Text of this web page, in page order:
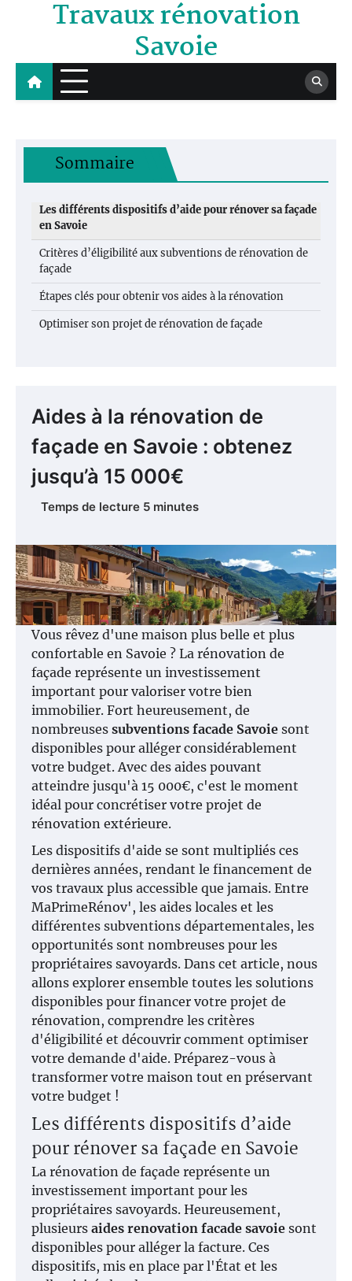
Travaux rénovation
Savoie
Aides à la rénovation de
façade en Savoie : obtenez
jusqu’à 15 000€
Vous rêvez d'une maison plus belle et plus
confortable en Savoie ? La rénovation de
façade représente un investissement
important pour valoriser votre bien
immobilier. Fort heureusement, de
nombreuses subventions facade Savoie sont
disponibles pour alléger considérablement
votre budget. Avec des aides pouvant
atteindre jusqu'à 15 000€, c'est le moment
idéal pour concrétiser votre projet de
rénovation extérieure.
Les dispositifs d'aide se sont multipliés ces
dernières années, rendant le financement de
vos travaux plus accessible que jamais. Entre
MaPrimeRénov', les aides locales et les
différentes subventions départementales, les
opportunités sont nombreuses pour les
propriétaires savoyards. Dans cet article, nous
allons explorer ensemble toutes les solutions
disponibles pour financer votre projet de
rénovation, comprendre les critères
d'éligibilité et découvrir comment optimiser
votre demande d'aide. Préparez-vous à
transformer votre maison tout en préservant
votre budget !
Les différents dispositifs d’aide
pour rénover sa façade en Savoie
La rénovation de façade représente un
investissement important pour les
propriétaires savoyards. Heureusement,
plusieurs aides renovation facade savoie sont
disponibles pour alléger la facture. Ces
dispositifs, mis en place par l'État et les
Sommaire
Les différents dispositifs d’aide pour rénover sa façade
en Savoie
Critères d’éligibilité aux subventions de rénovation de
façade
Étapes clés pour obtenir vos aides à la rénovation
Optimiser son projet de rénovation de façade